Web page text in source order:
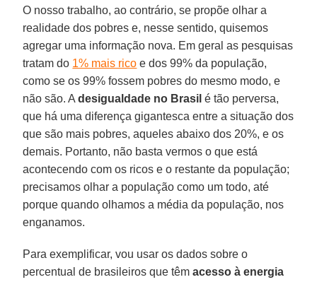
O nosso trabalho, ao contrário, se propõe olhar a
realidade dos pobres e, nesse sentido, quisemos
agregar uma informação nova. Em geral as pesquisas
tratam do 1% mais rico e dos 99% da população,
como se os 99% fossem pobres do mesmo modo, e
não são. Adesigualdade no Brasil é tão perversa,
que há uma diferença gigantesca entre a situação dos
que são mais pobres, aqueles abaixo dos 20%, e os
demais. Portanto, não basta vermos o que está
acontecendo com os ricos e o restante da população;
precisamos olhar a população como um todo, até
porque quando olhamos a média da população, nos
enganamos.
Para exemplificar, vou usar os dados sobre o
percentual de brasileiros que têmacesso à energia